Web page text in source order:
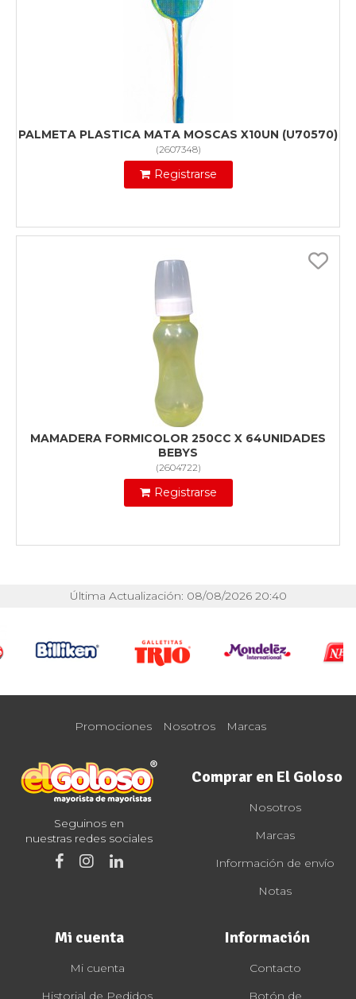
PALMETA PLASTICA MATA MOSCAS X10UN (U70570)
(2607348)
Registrarse
MAMADERA FORMICOLOR 250CC X 64UNIDADES
BEBYS
(2604722)
Registrarse
Última Actualización: 08/08/2026 20:40
Promociones Nosotros Marcas
Seguinos en
nuestras redes sociales
Comprar en El Goloso
Nosotros
Marcas
Información de envío
Notas
Mi cuenta
Mi cuenta
Historial de Pedidos
Información
Contacto
Botón de